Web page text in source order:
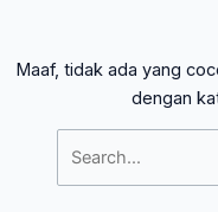
Maaf, tidak ada yang
dengan